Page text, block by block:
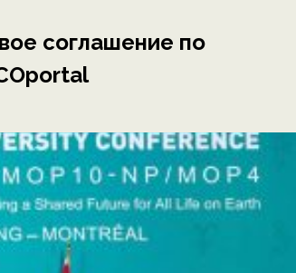
соглашение по